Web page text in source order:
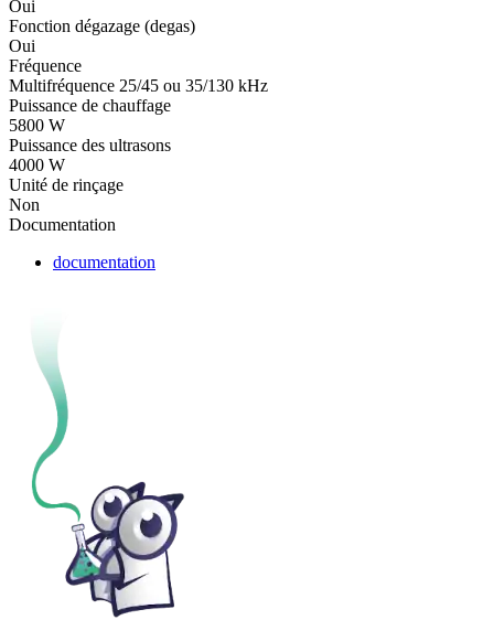
Oui
Fonction dégazage (degas)
Oui
Fréquence
Multifréquence 25/45 ou 35/130 kHz
Puissance de chauffage
5800 W
Puissance des ultrasons
4000 W
Unité de rinçage
Non
Documentation
documentation